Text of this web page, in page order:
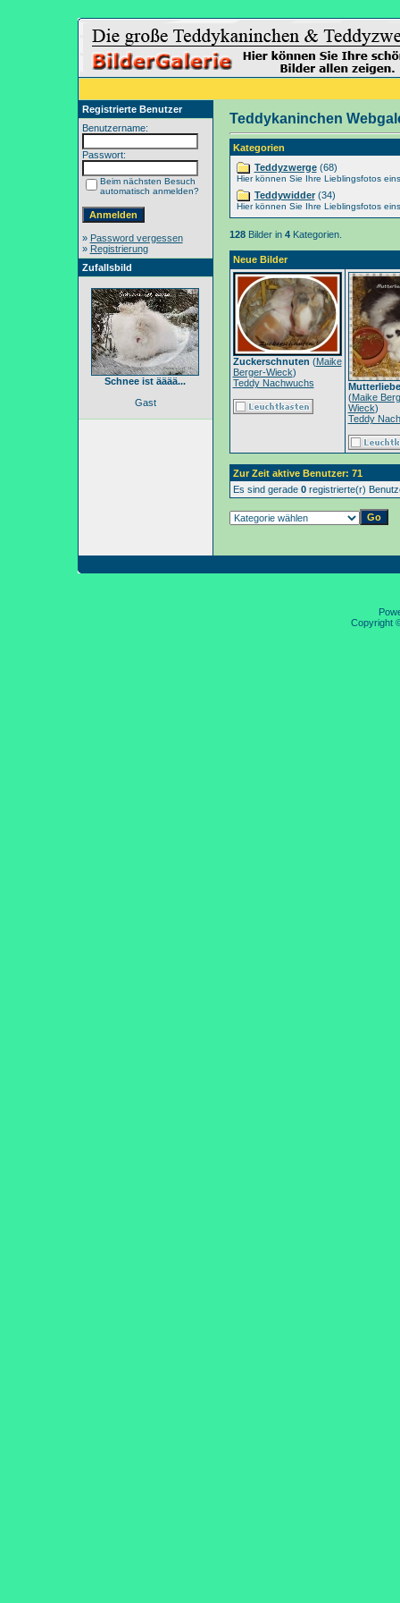
Registrierte Benutzer
Benutzername:
Passwort:
Beim nächsten Besuch
automatisch anmelden?
» Password vergessen
» Registrierung
Zufallsbild
Schnee ist ääää...
Gast
Teddykaninchen
Kategorien
Teddyzwerge(68)
Hier können Sie Ihre Lieblingsfotos
Teddywidder(34)
Hier können Sie Ihre Lieblingsfotos
128Bilder in 4Kategorien.
Neue Bilder
Zuckerschnuten (Maike
Berger-Wieck)
Teddy Nachwuchs
Mutterliebe
(Maike
Wieck)
Teddy
Zur Zeit aktive Benutzer: 71
Es sind gerade 0registrierte(r)
Copyright